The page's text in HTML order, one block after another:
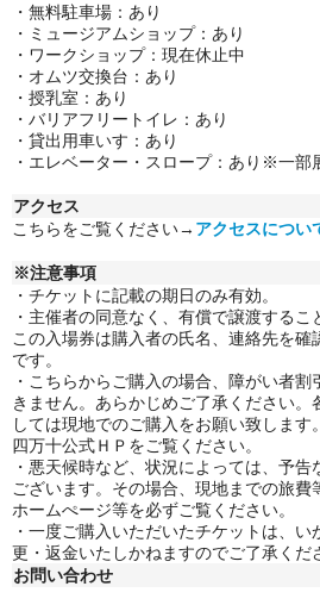
・無料駐車場：あり
・ ミュージアムショップ：あり
・ ワークショップ： 現在休止中
・ オムツ交換台 ： あり
・ 授乳室：あり
・ バリアフリートイレ：あり
・ 貸出用車いす：あり
・ エレベーター・スロープ：あり※一部
アクセス
こちらをご覧ください→ アクセスについ
※注意事項
・チケットに記載の期日のみ有効。
・主催者の同意なく、有償で譲渡するこ
この入場券は購入者の氏名、連絡先を
です。
・こちらからご購入の場合、障がい者
きません。 あらかじめご了承ください。
しては現地でのご購入をお願い致しま
四万十公式ＨＰをご覧ください。
・悪天候時など、状況によっては、予
ございます。その場合、現地までの旅費
ホームぺージ等を必ずご覧ください。
・一度ご購入いただいたチケットは、
更・返金いたしかねますのでご了承くだ
お問い合わせ